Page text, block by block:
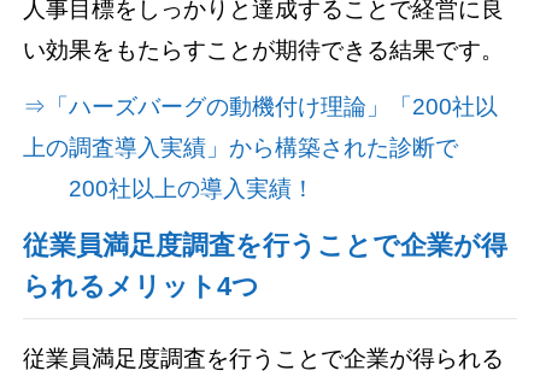
人事目標をしっかりと達成することで経営に良
い効果をもたらすことが期待できる結果です。
⇒「ハーズバーグの動機付け理論」「200社以
上の調査導入実績」から構築された診断で
200社以上の導入実績！
従業員満足度調査を行うことで企業が得
られるメリット4つ
従業員満足度調査を行うことで企業が得られる